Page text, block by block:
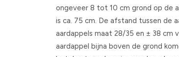
ongeveer 8 tot 10 cm grond op de
is ca. 75 cm. De afstand tussen de
aardappels maat 28/35 en ± 38 cm
aardappel bijna boven de grond